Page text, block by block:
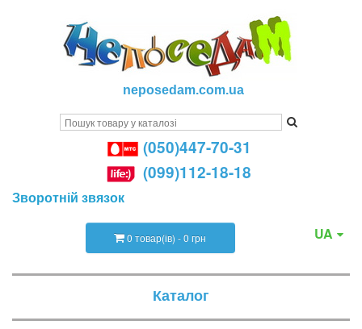
neposedam.com.ua
(050)447-70-31
(099)112-18-18
Зворотній звязок
UA
0 товар(ів) - 0 грн
Каталог